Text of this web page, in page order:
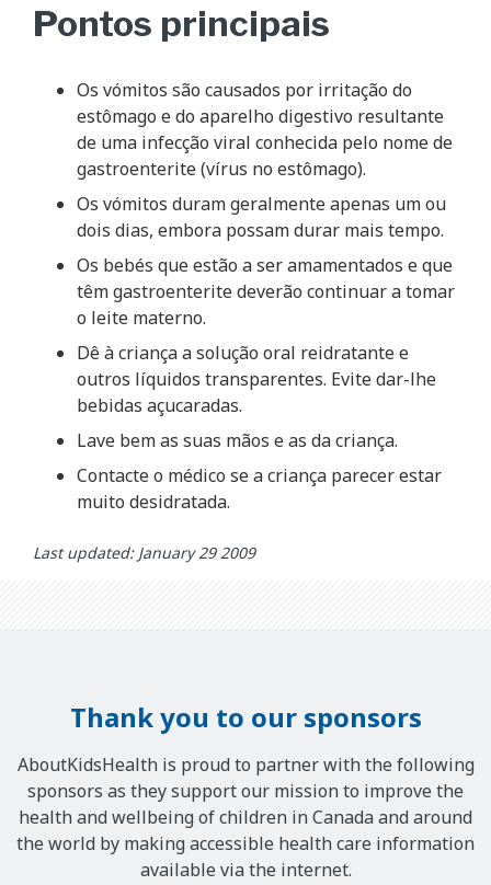
Pontos principais
Os vómitos são causados por irritação do
estômago e do aparelho digestivo resultante
de uma infecção viral conhecida pelo nome de
gastroenterite (vírus no estômago).
Os vómitos duram geralmente apenas um ou
dois dias, embora possam durar mais tempo.
Os bebés que estão a ser amamentados e que
têm gastroenterite deverão continuar a tomar
o leite materno.
Dê à criança a solução oral reidratante e
outros líquidos transparentes. Evite dar-lhe
bebidas açucaradas.
Lave bem as suas mãos e as da criança.
Contacte o médico se a criança parecer estar
muito desidratada.
Last updated: January 29 2009
Thank you to our sponsors
AboutKidsHealth is proud to partner with the following
sponsors as they support our mission to improve the
health and wellbeing of children in Canada and around
the world by making accessible health care information
available via the internet.